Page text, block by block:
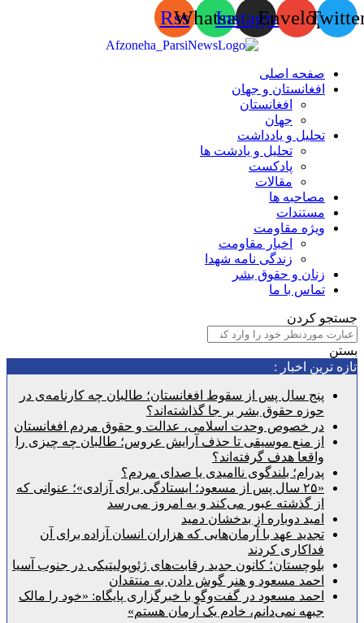
Instagram
Whatsapp
Rss
صفحه اصلی
افغانستان و جهان
افغانستان
جهان
تحلیل و یادداشت
تحلیل و یادشت ها
پادکست
مقالات
مصاحبه ها
مستندات
ویژه مقاومت
اخبار مقاومت
زندگی نامه شهدا
زنان و حقوق بشر
تماس با ما
کردن
اخبار :
پنج سال پس از سقوط افغانستان؛ طالبان چه کارنامه‌ی در
حوزه حقوق بشر بر جا گذاشته‌اند؟
در خصوص وحدت اسلامی، عدالت و حقوق مردم افغانستان
از منع موسیقی تا حذف آرایش عروس؛ طالبان چه چیزی را
واقعا هدف گرفته‌اند؟
پدرام؛ بلندگوی ناامیدی یا صدای مردم؟
«۲۵ سال پس از مسعود؛ ایستادگی برای آزادی»؛ عنوانی که
از گذشته عبور می‌کند و به امروز می‌رسد
امید دوباره از بدخشان دمید
تجدید عهد با آرمان‌هایی که هزاران انسان آزاده برای آن
فداکاری کردند
بلوچستان؛ کانون جدید رقابت‌های ژئوپولیتیکی در جنوب آسیا
احمد مسعود و هنر گوش دادن به منتقدان
احمد مسعود در گفت‌وگو با خبرگزاری پایگاه: «خود را مالک
جبهه نمی‌دانم، خادم یک آرمان هستم»